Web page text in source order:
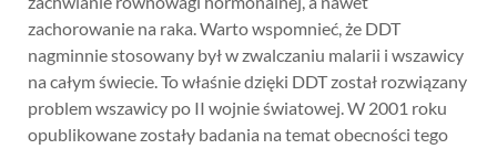
zachorowanie na raka. Warto wspomnieć, że DDT
nagminnie stosowany był w zwalczaniu malarii i wszawicy
na całym świecie. To właśnie dzięki DDT został rozwiązany
problem wszawicy po II wojnie światowej. W 2001 roku
opublikowane zostały badania na temat obecności tego